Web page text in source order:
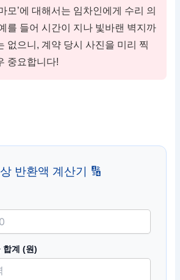
모’에 대해서는 임차인에게 수리 의
를 들어 시간이 지나 빛바랜 벽지까
없으니, 계약 당시 사진을 미리 찍
중요합니다!
반환액 계산기 🔢
합계 (원)